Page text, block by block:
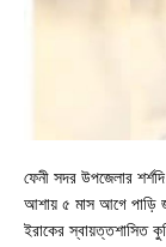
ফেনী সদর উপজেলার
আশায় ৫ মাস আগে পাড়ি
ইরাকের স্বায়ত্তশাসিত